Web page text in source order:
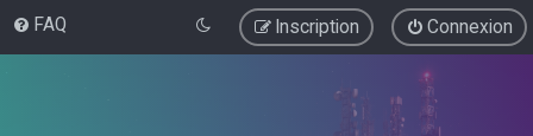
FAQ Connexion
Inscription